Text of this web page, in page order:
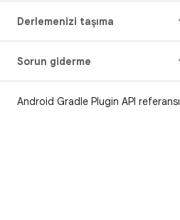
Derlemenizi taşıma
Sorun giderme
Android Gradle Plugin API referansı